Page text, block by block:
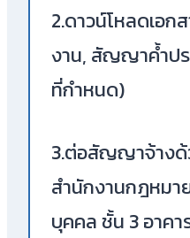
2.ดาวน์โหลดเอ
งาน, สัญญาค้ำปร
ที่กำหนด)
3.ต่อสัญญาจ้าง
สำนักงานกฎหมา
บุคคล ชั้น 3 อาคา